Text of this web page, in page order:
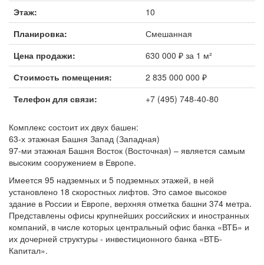
Этаж:
10
Планировка:
Смешанная
Цена продажи:
630 000 ₽ за 1 м²
Стоимость помещения:
2 835 000 000 ₽
Телефон для связи:
+7 (495) 748-40-80
Комплекс состоит их двух башен:
63-х этажная Башня Запад (Западная)
97-ми этажная Башня Восток (Восточная) – является самым
высоким сооружением в Европе.
Имеется 95 надземных и 5 подземных этажей, в ней
установлено 18 скоростных лифтов. Это самое высокое
здание в России и Европе, верхняя отметка башни 374 метра.
Представлены офисы крупнейших российских и иностранных
компаний, в числе которых центральный офис банка «ВТБ» и
их дочерней структуры - инвестиционного банка «ВТБ-
Капитал».